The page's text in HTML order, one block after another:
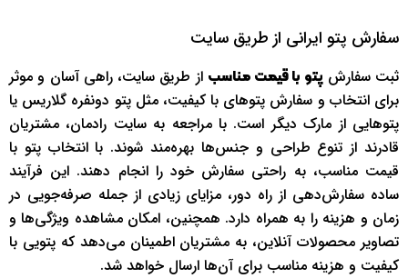
سفارش پتو ایرانی از طریق سایت
ثبت سفارشپتو با قیمت مناسب از طریق سایت، راهی آسان و موثر
برای انتخاب و سفارش پتوهای با کیفیت، مثل پتو دونفره گلاریس یا
پتوهایی از مارک دیگر است. با مراجعه به سایت رادمان، مشتریان
قادرند از تنوع طراحی و جنس‌ها بهره‌مند شوند. با انتخاب پتو با
قیمت مناسب، به راحتی سفارش خود را انجام دهند. این فرآیند
ساده سفارش‌دهی از راه دور، مزایای زیادی از جمله صرفه‌جویی در
زمان و هزینه را به همراه دارد. همچنین، امکان مشاهده ویژگی‌ها و
تصاویر محصولات آنلاین، به مشتریان اطمینان می‌دهد که پتویی با
کیفیت و هزینه مناسب برای آن‌ها ارسال خواهد شد.